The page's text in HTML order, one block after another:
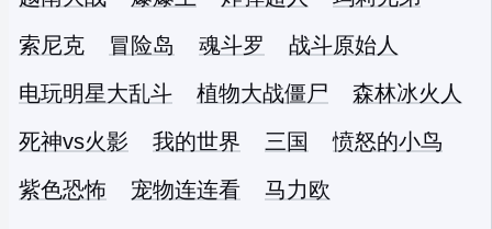
索尼克
冒险岛 魂斗罗
战斗原始人
电玩明星大乱斗
植物大战僵尸
森林冰火人
死神vs火影
我的世界 三国
愤怒的小鸟
紫色恐怖
宠物连连看 马力欧